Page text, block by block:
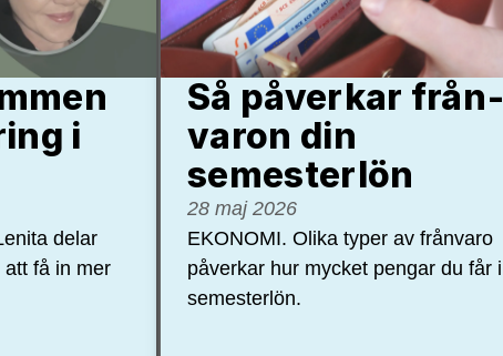
i
delar
få in mer
Så påverkar från­
varon din
semester­lön
28 maj 2026
EKONOMI. Olika typer av frånvaro
påverkar hur mycket pengar du får i
semesterlön.